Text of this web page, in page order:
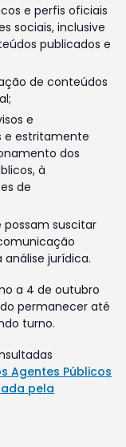
e perfis oficiais
sociais, inclusive
publicados e
de conteúdos
e
e estritamente
dos
à
de
possam suscitar
jurídica.
a 4 de outubro
permanecer até
turno.
Agentes Públicos
pela